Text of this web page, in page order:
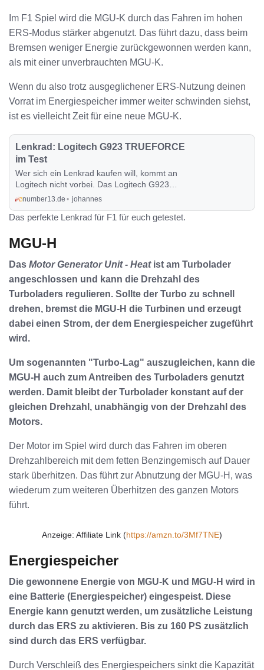
Im F1 Spiel wird die MGU-K durch das Fahren im hohen
ERS-Modus stärker abgenutzt. Das führt dazu, dass beim
Bremsen weniger Energie zurückgewonnen werden kann,
als mit einer unverbrauchten MGU-K.
Wenn du also trotz ausgeglichener ERS-Nutzung deinen
Vorrat im Energiespeicher immer weiter schwinden siehst,
ist es vielleicht Zeit für eine neue MGU-K.
Lenkrad: Logitech G923 TRUEFORCE
im Test
Wer sich ein Lenkrad kaufen will, kommt an
Logitech nicht vorbei. Das Logitech G923
Trueforce ist aktuell das leistungsstärkste
Artikel erfährst du alles, was ich über das
number13.de johannes
Das perfekte Lenkrad für F1 für euch getestet.
MGU-H
Das Motor Generator Unit - Heatist am Turbolader
angeschlossen und kann die Drehzahl des
Turboladers regulieren. Sollte der Turbo zu schnell
drehen, bremst die MGU-H die Turbinen und erzeugt
dabei einen Strom, der dem Energiespeicher zugeführt
wird.
Um sogenannten "Turbo-Lag" auszugleichen, kann die
MGU-H auch zum Antreiben des Turboladers genutzt
werden. Damit bleibt der Turbolader konstant auf der
gleichen Drehzahl, unabhängig von der Drehzahl des
Motors.
Der Motor im Spiel wird durch das Fahren im oberen
Drehzahlbereich mit dem fetten Benzingemisch auf Dauer
stark überhitzen. Das führt zur Abnutzung der MGU-H, was
wiederum zum weiteren Überhitzen des ganzen Motors
führt.
Anzeige: Affiliate Link (https://amzn.to/3Mf7TNE)
Energiespeicher
Die gewonnene Energie von MGU-K und MGU-H wird in
eine Batterie (Energiespeicher) eingespeist. Diese
Energie kann genutzt werden, um zusätzliche Leistung
durch das ERS zu aktivieren. Bis zu 160 PS zusätzlich
sind durch das ERS verfügbar.
Durch Verschleiß des Energiespeichers sinkt die Kapazität